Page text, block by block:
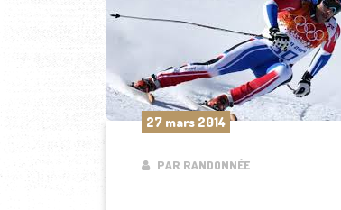
27 mars 2014
PAR RANDONNÉE